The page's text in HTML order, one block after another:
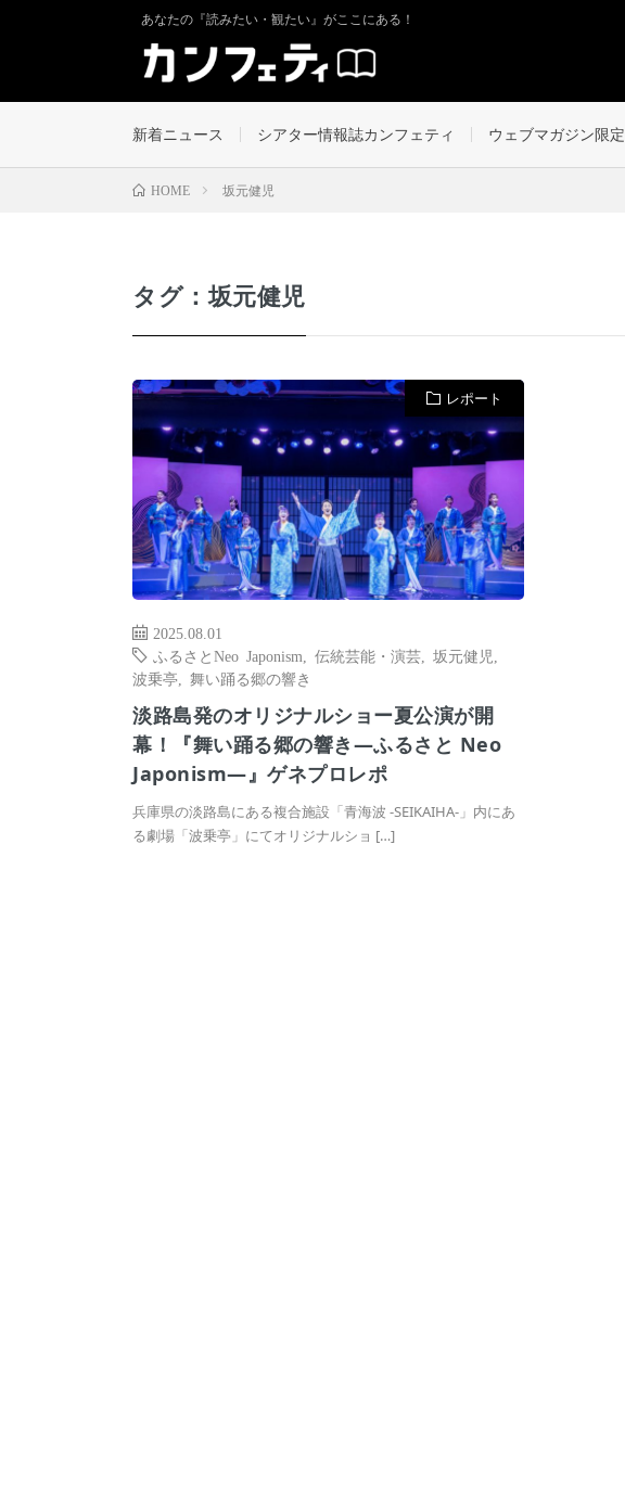
あなたの『読みたい・観たい』がここにある！
新着ニュース シアター情報誌カンフェティ ウェブマガジン限定
HOME 坂元健児
タグ：坂元健児
レポート
2025.08.01
ふるさとNeo Japonism
伝統芸能・演芸 坂元健児
波乗亭
舞い踊る郷の響き
淡路島発のオリジナルショー夏公演が開
幕！『舞い踊る郷の響き―ふるさと Neo
Japonism―』ゲネプロレポ
兵庫県の淡路島にある複合施設「青海波 -SEIKAIHA-」内にあ
る劇場「波乗亭」にてオリジナルショ […]